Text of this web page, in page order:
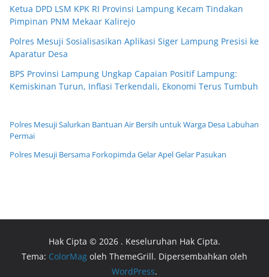
Ketua DPD LSM KPK RI Provinsi Lampung Kecam Tindakan
Pimpinan PNM Mekaar Kalirejo
Polres Mesuji Sosialisasikan Aplikasi Siger Lampung Presisi ke
Aparatur Desa
BPS Provinsi Lampung Ungkap Capaian Positif Lampung:
Kemiskinan Turun, Inflasi Terkendali, Ekonomi Terus Tumbuh
Polres Mesuji Salurkan Bantuan Air Bersih untuk Warga Desa Labuhan
Permai
Polres Mesuji Bersama Forkopimda Gelar Apel Gelar Pasukan
Hak Cipta © 2026 . Keseluruhan Hak Cipta.
Tema: ColorMag oleh ThemeGrill. Dipersembahkan oleh
WordPress.